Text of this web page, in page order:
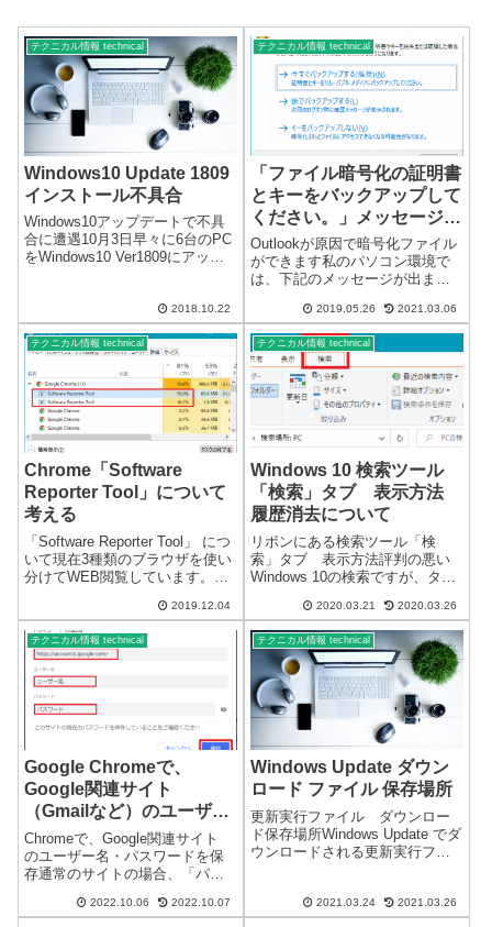
テクニカル情報 technical
Windows10 Update 1809
インストール不具合
Windows10アップデートで不具
合に遭遇10月3日早々に6台のPC
をWindows10 Ver1809にアップ
ィックカードを使用していたの
が原因のようです。アップデー
ト後、...
2018.10.22
テクニカル情報 technical
「ファイル暗号化の証明書
とキーをバックアップして
ください。」メッセージが
表示される
Outlookが原因で暗号化ファイル
ができます私のパソコン環境で
は、下記のメッセージが出ま
とキーをバックアップしてくだ
さい。」メッセージリカバリー
後、Outlookを操作していると突
然メッセージが出てきます。い
き...
2019.05.26 2021.03.06
テクニカル情報 technical
Chrome「Software
Reporter Tool」について
考える
「Software Reporter Tool」 につ
いて現在3種類のブラウザを使い
分けてWEB閲覧しています。
優秀なブラウザだと思います
が、中には「Software Reporter
Tool」のよ...
2019.12.04
テクニカル情報 technical
Windows 10 検索ツール
「検索」タブ 表示方法
履歴消去について
リボンにある検索ツール「検
索」タブ 表示方法評判の悪い
Windows 10の検索ですが、タス
なく、エクスプローラー画面
の、リボンにある検索ツール
「検索」タブの表示について記
載します。この記事は、
Windows 1...
2020.03.21 2020.03.26
テクニカル情報 technical
Google Chromeで、
Google関連サイト
（Gmailなど）のユーザー
名・パスワードを保存する
方法
Chromeで、Google関連サイト
のユーザー名・パスワードを保
存通常のサイトの場合、「パス
る」を有効にしていれば、自動
2022.10.06 2022.10.07
テクニカル情報 technical
Windows Update ダウン
ロード ファイル 保存場所
更新実行ファイル ダウンロー
ド保存場所Windows Update でダ
ウンロードされる更新実行ファ
on\Download\」Windows Update
Do...
2021.03.24 2021.03.26